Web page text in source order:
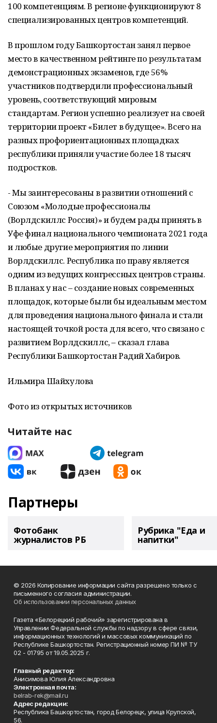
100 компетенциям. В регионе функционируют 8
специализированных центров компетенций.
В прошлом году Башкортостан занял первое
место в качественном рейтинге по результатам
демонстрационных экзаменов, где 56%
участников подтвердили профессиональный
уровень, соответствующий мировым
стандартам. Регион успешно реализует на своей
территории проект «Билет в будущее». Всего на
разных профориентационных площадках
республики приняли участие более 18 тысяч
подростков.
- Мы заинтересованы в развитии отношений с
Союзом «Молодые профессионалы
(Ворлдскиллс Россия)» и будем рады принять в
Уфе финал национального чемпионата 2021 года
и любые другие мероприятия по линии
Ворлдскиллс. Республика по праву является
одним из ведущих конгрессных центров страны.
В планах у нас – создание новых современных
площадок, которые были бы идеальным местом
для проведения национального финала и стали
настоящей точкой роста для всего, что связано с
развитием Ворлдскиллс, – сказал глава
Республики Башкортостан Радий Хабиров.
Ильмира Шайхулова
Фото из открытых источников
Читайте нас
Партнеры
Фотобанк
журналистов РБ
Рубрика "Еда и
напитки"
© 2026 Копирование информации сайта разрешено только с
письменного согласия администрации.
Об использовании персональных данных
Газета «Белорецкий рабочий» зарегистрирована в
Управлении Федеральной службы по надзору в сфере связи,
информационных технологий и массовых коммуникаций по
Республике Башкортостан. Регистрационный номер ПИ № ТУ
02 - 01795 от 19.05.2025 г.
Главный редактор:
Анисимова Юлия Александровна
Электронная почта:
belrab-rek@mail.ru
Адрес редакции:
Республика Башкортостан, город Белорецк, улица Крупской,
56.